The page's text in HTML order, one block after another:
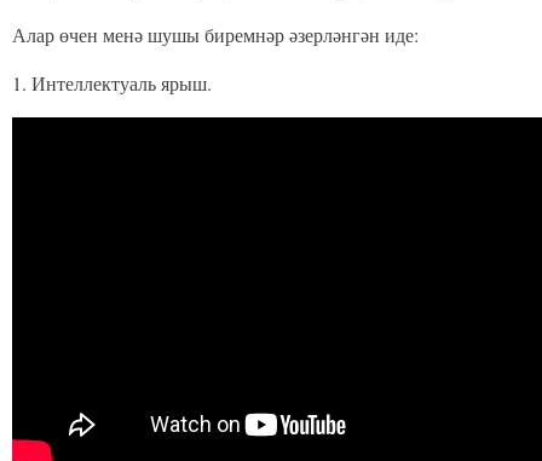
Алар өчен менә шушы биремнәр әзерләнгән иде:
1. Интеллектуаль ярыш.